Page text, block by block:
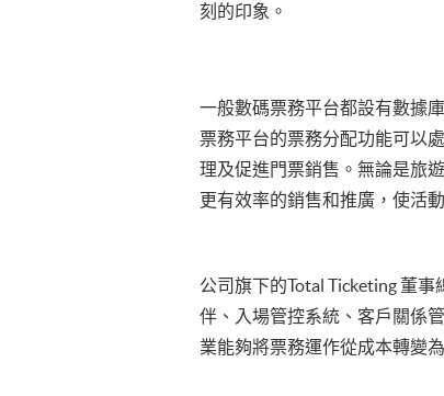
刻的印象。
一般數碼票務平台都設有數據
票務平台的票務分配功能可以
理及促進門票銷售。無論是旅
更有效率的銷售和推廣，使活
公司旗下的Total Ticketing 董
伴、入場管控系統、客戶關係
業能夠將票務運作從成本轉變